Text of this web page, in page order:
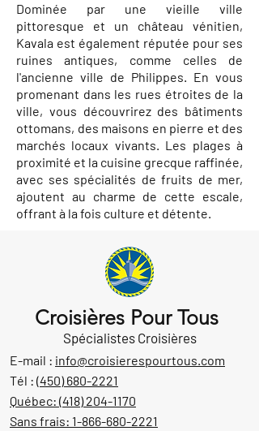
Dominée par une vieille ville
pittoresque et un château vénitien,
Kavala est également réputée pour ses
ruines antiques, comme celles de
l'ancienne ville de Philippes. En vous
promenant dans les rues étroites de la
ville, vous découvrirez des bâtiments
ottomans, des maisons en pierre et des
marchés locaux vivants. Les plages à
proximité et la cuisine grecque raffinée,
avec ses spécialités de fruits de mer,
ajoutent au charme de cette escale,
offrant à la fois culture et détente.
Croisières Pour Tous
Spécialistes Croisières
E-mail : info@croisierespourtous.com
Tél : (450) 680-2221
Québec: (418) 204-1170
Sans frais: 1-866-680-2221